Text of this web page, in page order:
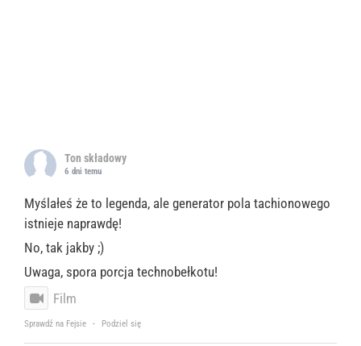
Ton składowy
6 dni temu
Myślałeś że to legenda, ale generator pola tachionowego
istnieje naprawdę!
No, tak jakby ;)
Uwaga, spora porcja technobełkotu!
Film
Sprawdź na Fejsie · Podziel się